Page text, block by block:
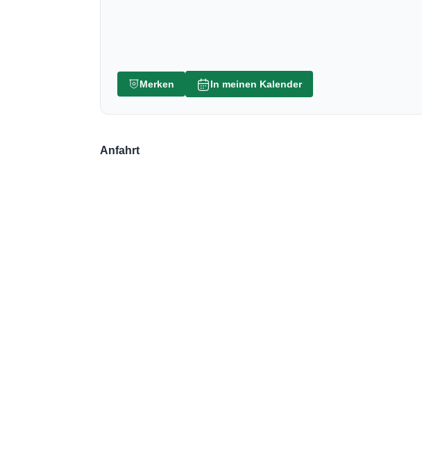
Merken In meinen Kalender
Anfahrt